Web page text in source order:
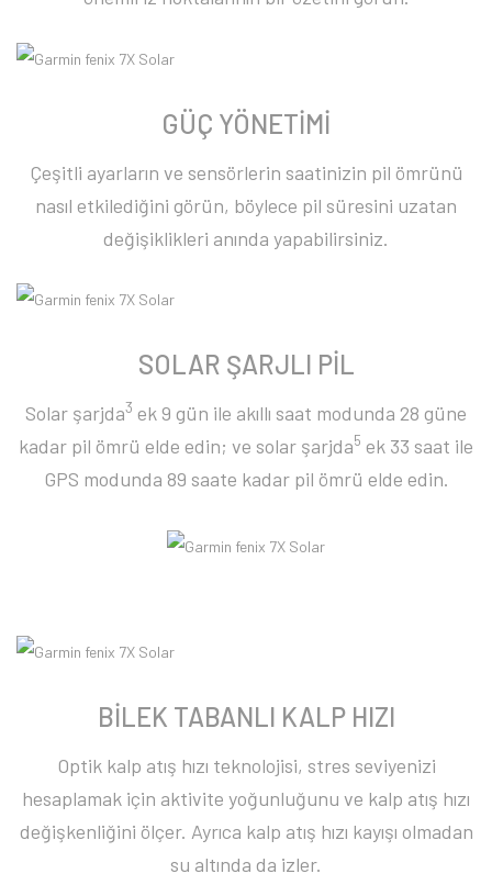
GÜÇ YÖNETİMİ
Çeşitli ayarların ve sensörlerin saatinizin pil ömrünü
nasıl etkilediğini görün, böylece pil süresini uzatan
değişiklikleri anında yapabilirsiniz.
SOLAR ŞARJLI PİL
Solar şarjda3 ek 9 gün ile akıllı saat modunda 28 güne
kadar pil ömrü elde edin; ve solar şarjda5 ek 33 saat ile
GPS modunda 89 saate kadar pil ömrü elde edin.
BİLEK TABANLI KALP HIZI
Optik kalp atış hızı teknolojisi, stres seviyenizi
hesaplamak için aktivite yoğunluğunu ve kalp atış hızı
değişkenliğini ölçer. Ayrıca kalp atış hızı kayışı olmadan
su altında da izler.